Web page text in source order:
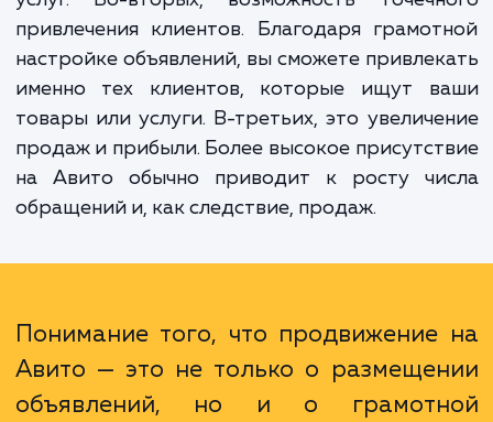
Преимущества продвижения на
аудитории — миллионы людей
посещают этот ресурс в поисках
услуг. Во-вторых, возможность
привлечения клиентов. Благодаря
продаж и прибыли. Более высокое
на Авито обычно приводит к росту
обращений и, как следствие, продаж.